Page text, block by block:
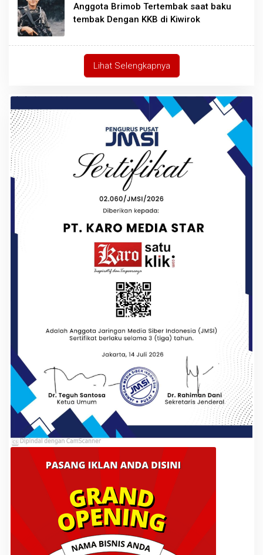
Anggota Brimob Tertembak saat baku
tembak Dengan KKB di Kiwirok
Lihat Selengkapnya